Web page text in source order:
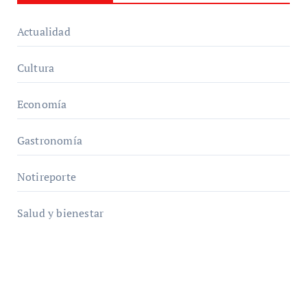
Actualidad
Cultura
Economía
Gastronomía
Notireporte
Salud y bienestar